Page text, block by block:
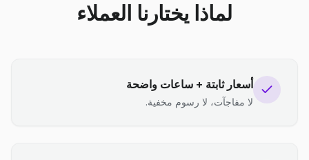
لماذا يختارنا العملاء
أسعار ثابتة + ساعات واضحة
لا مفاجآت، لا رسوم مخفية.